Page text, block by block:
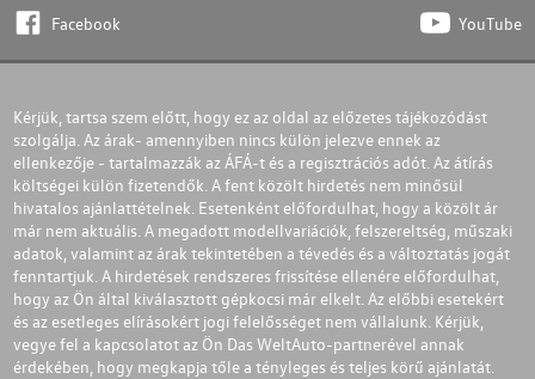
Facebook YouTube
Kérjük, tartsa szem előtt, hogy ez az oldal az előzetes tájékozódást
szolgálja. Az árak- amennyiben nincs külön jelezve ennek az
ellenkezője - tartalmazzák az ÁFÁ-t és a regisztrációs adót. Az átírás
költségei külön fizetendők. A fent közölt hirdetés nem minősül
hivatalos ajánlattételnek. Esetenként előfordulhat, hogy a közölt ár
már nem aktuális. A megadott modellvariációk, felszereltség, műszaki
adatok, valamint az árak tekintetében a tévedés és a változtatás jogát
fenntartjuk. A hirdetések rendszeres frissítése ellenére előfordulhat,
hogy az Ön által kiválasztott gépkocsi már elkelt. Az előbbi esetekért
és az esetleges elírásokért jogi felelősséget nem vállalunk. Kérjük,
vegye fel a kapcsolatot az Ön Das WeltAuto-partnerével annak
érdekében, hogy megkapja tőle a tényleges és teljes körű ajánlatát.